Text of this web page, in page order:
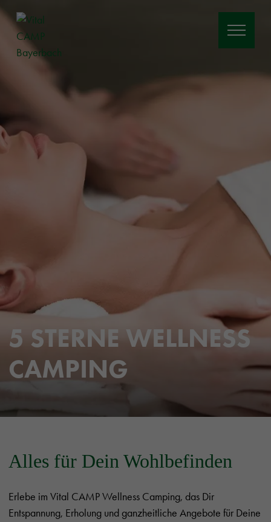
5 STERNE WELLNESS
CAMPING
Alles für Dein Wohlbefinden
Erlebe im Vital CAMP Wellness Camping, das Dir
Entspannung, Erholung und ganzheitliche Angebote für Deine